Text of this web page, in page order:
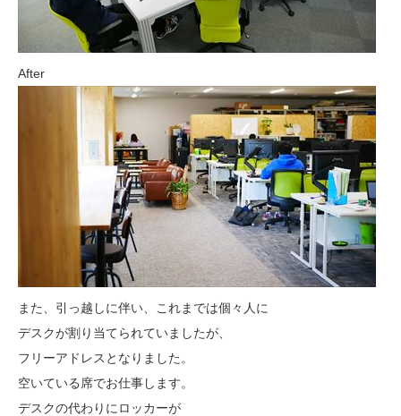
After
また、引っ越しに伴い、これまでは個々人に
デスクが割り当てられていましたが、
フリーアドレスとなりました。
空いている席でお仕事します。
デスクの代わりにロッカーが